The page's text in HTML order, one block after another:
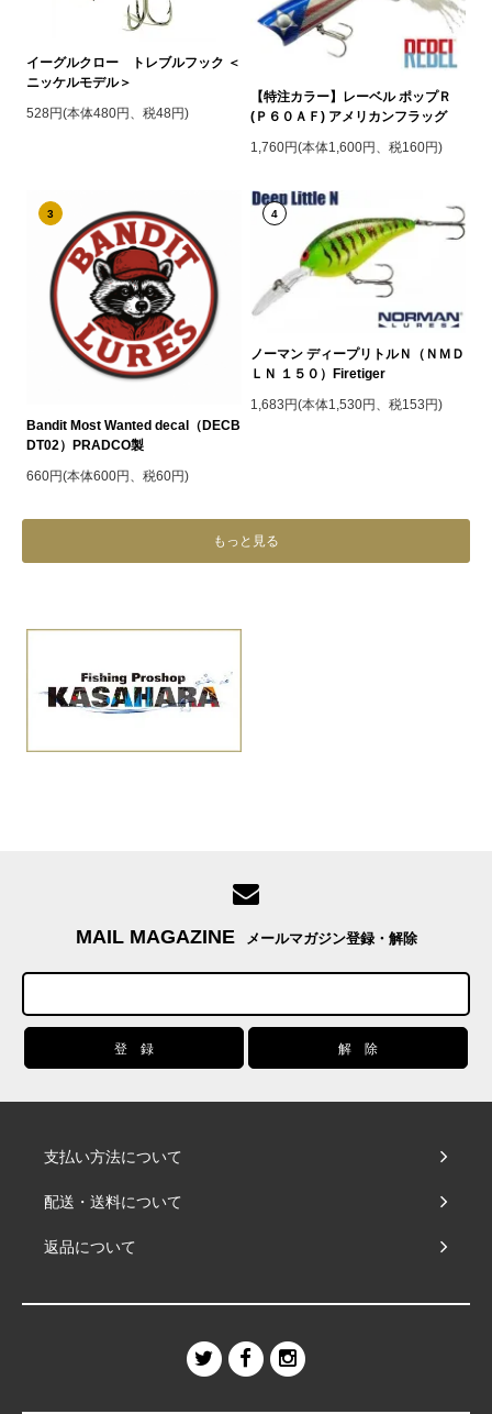
イーグルクロー トレブルフック ＜
ニッケルモデル＞
528円(本体480円、税48円)
【特注カラー】レーベル ポップＲ
(Ｐ６０ＡＦ) アメリカンフラッグ
1,760円(本体1,600円、税160円)
3
Bandit Most Wanted decal（DECB
DT02）PRADCO製
660円(本体600円、税60円)
4
ノーマン ディープリトルＮ（ＮＭＤ
ＬＮ １５０）Firetiger
1,683円(本体1,530円、税153円)
もっと見る
MAIL MAGAZINE メールマガジン登録・解除
支払い方法について
配送・送料について
返品について